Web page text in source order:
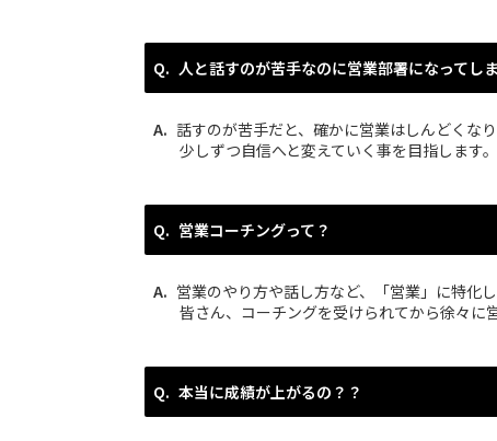
人と話すのが苦手なのに営業部署になってし
話すのが苦手だと、確かに営業はしんどくな
少しずつ自信へと変えていく事を目指します。
営業コーチングって？
営業のやり方や話し方など、「営業」に特化し
皆さん、コーチングを受けられてから徐々に
本当に成績が上がるの？？